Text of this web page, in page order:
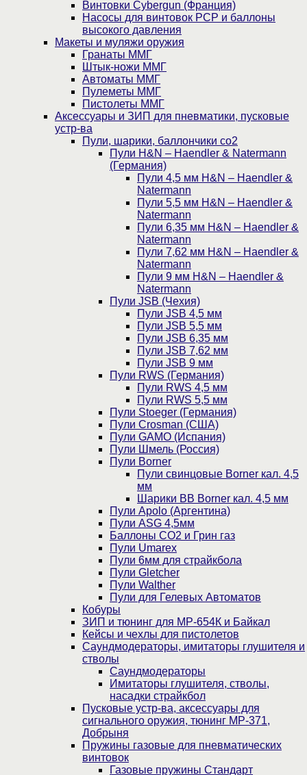
Винтовки Cybergun (Франция)
Насосы для винтовок PCP и баллоны
высокого давления
Макеты и муляжи оружия
Гранаты ММГ
Штык-ножи ММГ
Автоматы ММГ
Пулеметы ММГ
Пистолеты ММГ
Аксессуары и ЗИП для пневматики, пусковые
устр-ва
Пули, шарики, баллончики со2
Пули H&N – Haendler & Natermann
(Германия)
Пули 4,5 мм H&N – Haendler &
Natermann
Пули 5,5 мм H&N – Haendler &
Natermann
Пули 6,35 мм H&N – Haendler &
Natermann
Пули 7,62 мм H&N – Haendler &
Natermann
Пули 9 мм H&N – Haendler &
Natermann
Пули JSB (Чехия)
Пули JSB 4,5 мм
Пули JSB 5,5 мм
Пули JSB 6,35 мм
Пули JSB 7,62 мм
Пули JSB 9 мм
Пули RWS (Германия)
Пули RWS 4,5 мм
Пули RWS 5,5 мм
Пули Stoeger (Германия)
Пули Crosman (США)
Пули GAMO (Испания)
Пули Шмель (Россия)
Пули Borner
Пули свинцовые Borner кал. 4,5
мм
Шарики BB Borner кал. 4,5 мм
Пули Apolo (Аргентина)
Пули ASG 4,5мм
Баллоны CO2 и Грин газ
Пули Umarex
Пули 6мм для страйкбола
Пули Gletcher
Пули Walther
Пули для Гелевых Автоматов
Кобуры
ЗИП и тюнинг для МР-654К и Байкал
Кейсы и чехлы для пистолетов
Саундмодераторы, имитаторы глушителя и
стволы
Саундмодераторы
Имитаторы глушителя, стволы,
насадки страйкбол
Пусковые устр-ва, аксессуары для
сигнального оружия, тюнинг МР-371,
Добрыня
Пружины газовые для пневматических
винтовок
Газовые пружины Стандарт